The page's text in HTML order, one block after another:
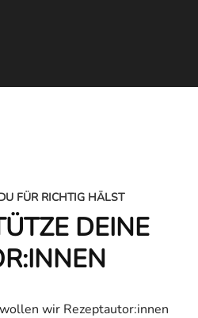
FÜR RICHTIG HÄLST
DEINE
wir Rezeptautor:innen